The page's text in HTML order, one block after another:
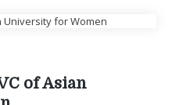
of Asian